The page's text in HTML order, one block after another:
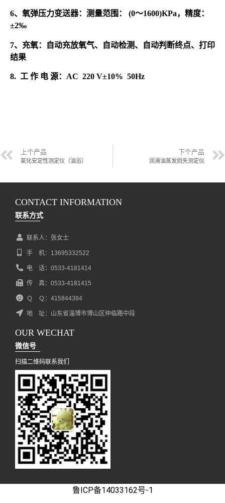
6、氧弹压力变送器：测量范围： (0～1600)KPa，精度：
±2‰
7、充氧：自动充放氧气、自动检测、自动判断终点、打印
结果
8. 工 作 电 源：AC 220 V±10% 50Hz
上个产品
氧化安定性测定仪（油浴）
下个产品
润滑油蒸发损失测定仪
CONTACT INFORMATION
联系方式
联系人：张女士
手 机：13695332522
电 话：0533-4181414
传 真：0533-4181415
Ｑ Ｑ：415844384
地 址：山东省淄博市博山区仲临路中段
OUR WECHAT
微信号
扫描二维码联系我们
鲁ICP备14033162号-1